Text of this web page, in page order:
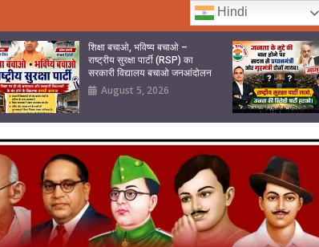
शिक्षा बचाओ, भविष्य बचाओ –
राष्ट्रीय सुरक्षा पार्टी (RSP) का
सरकारी विद्यालय बचाओ जनआंदोलन
August 5, 2026
Hindi